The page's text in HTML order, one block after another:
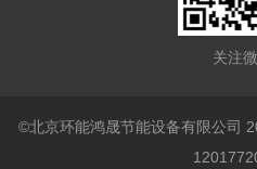
关注
©北京环能鸿晟节能设备有限公司